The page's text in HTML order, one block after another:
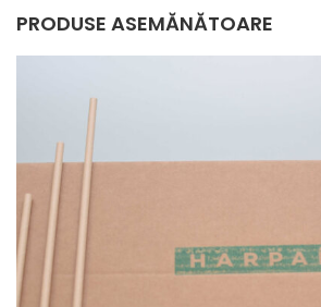
PRODUSE ASEMĂNĂTOARE